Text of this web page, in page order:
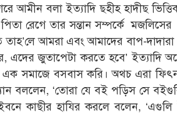
আমীন বলা ইত্যাদি ছহীহ হাদীছ
রেগে তার সন্তান সম্পর্কে
তাহ’লে আমরা এবং আমাদের বাপ-
এদের জুতাপেটা করতে হবে’ ইত্যাদি
সমাজে বসবাস করি। অথচ এরা
বললেন, ‘তোরা যে বই পড়িস সে
কাছীর হাযির করলে বলেন,